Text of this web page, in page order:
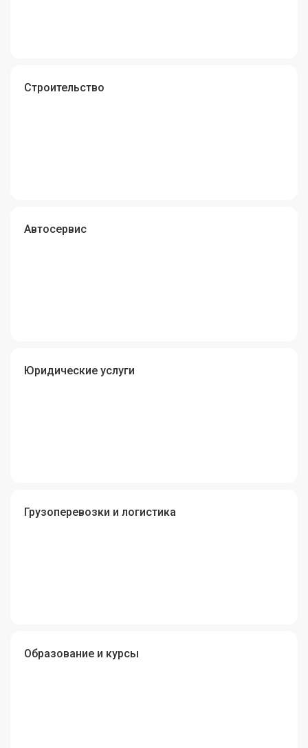
Строительство
Автосервис
Юридические услуги
Грузоперевозки и логистика
Образование и курсы